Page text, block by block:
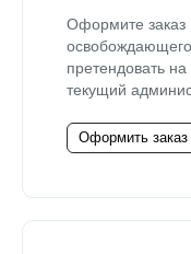
Оформите заказ
претендовать
текущий
Оформить заказ